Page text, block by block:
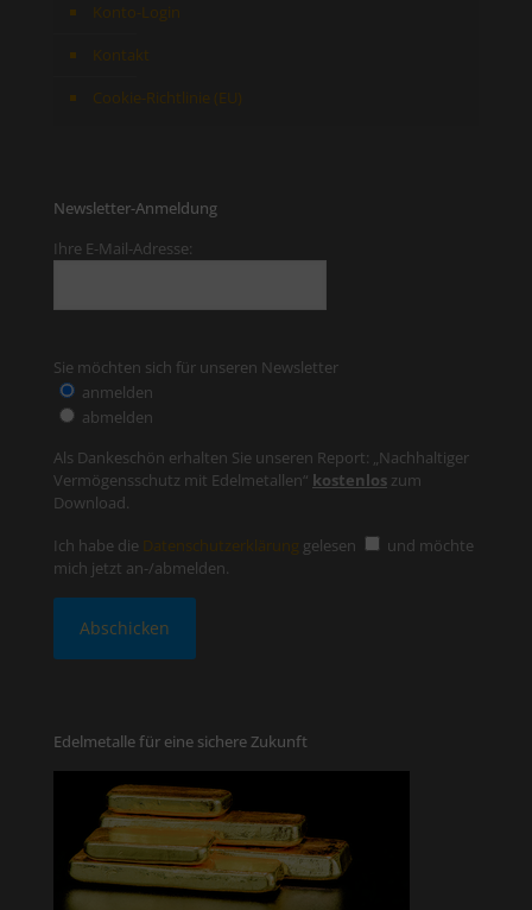
Konto-Login
Kontakt
Cookie-Richtlinie (EU)
Newsletter-Anmeldung
Ihre E-Mail-Adresse:
Sie möchten sich für unseren Newsletter
anmelden
abmelden
Als Dankeschön erhalten Sie unseren Report: „Nachhaltiger
Vermögensschutz mit Edelmetallen“ kostenlos zum
Download.
Ich habe die Datenschutzerklärung gelesen
und möchte
mich jetzt an-/abmelden.
Edelmetalle für eine sichere Zukunft